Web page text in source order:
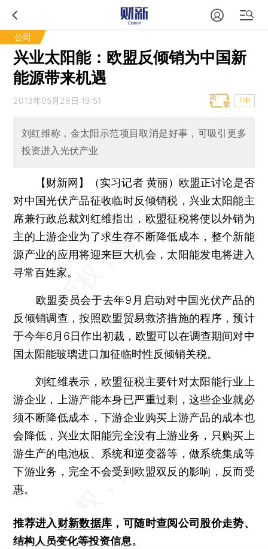
公司
兴业太阳能：欧盟反倾销为中国新
能源带来机遇
2013年05月28日 19:51 T中
刘红维称，金太阳示范项目取消是好事，可吸引更多
投资进入光伏产业
【财新网】（实习记者 黄丽） 欧盟正讨论是否
对中国光伏产品征收临时反倾销税，兴业太阳能主
席兼行政总裁刘红维指出，欧盟征税将使以外销为
主的上游企业为了求生存不断降低成本，整个新能
源产业的应用将迎来巨大机会，太阳能发电将进入
寻常百姓家。
欧盟委员会于去年9月启动对中国光伏产品的
反倾销调查，按照欧盟贸易救济措施的程序，预计
于今年6月6日作出初裁，欧盟可以在调查期间对中
国太阳能玻璃进口加征临时性反倾销关税。
刘红维表示，欧盟征税主要针对太阳能行业上
游企业，上游产能本身已严重过剩，这些企业就必
须不断降低成本，下游企业购买上游产品的成本也
会降低，兴业太阳能完全没有上游业务，只购买上
游生产的电池板、系统和逆变器等，做系统集成等
下游业务，完全不会受到欧盟双反的影响，反而受
惠。
推荐进入财新数据库 ，可随时查阅公司股价走势、
结构人员变化等投资信息。